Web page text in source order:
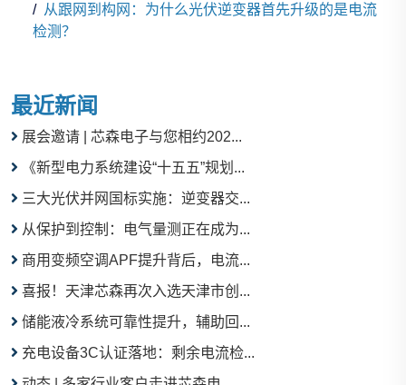
从跟网到构网：为什么光伏逆变器首先升级的是电流
检测？
最近新闻
展会邀请 | 芯森电子与您相约202...
《新型电力系统建设“十五五”规划...
三大光伏并网国标实施：逆变器交...
从保护到控制：电气量测正在成为...
商用变频空调APF提升背后，电流...
喜报！天津芯森再次入选天津市创...
储能液冷系统可靠性提升，辅助回...
充电设备3C认证落地：剩余电流检...